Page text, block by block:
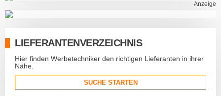
Anzeige
LIEFERANTENVERZEICHNIS
Hier finden Werbetechniker den richtigen Lieferanten in ihrer
Nähe.
SUCHE STARTEN